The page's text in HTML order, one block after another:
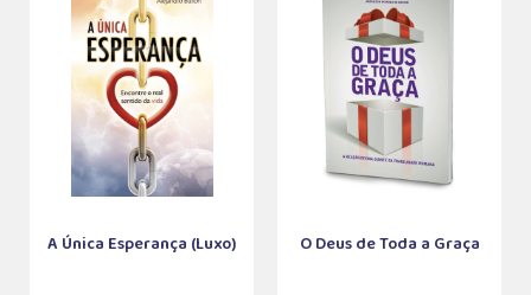
A Única Esperança (Luxo) O Deus de Toda a Graça